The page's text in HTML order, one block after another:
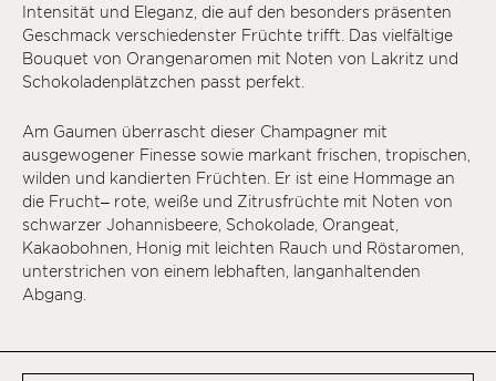
Intensität und Eleganz, die auf den besonders präsenten
Geschmack verschiedenster Früchte trifft. Das vielfältige
Bouquet von Orangenaromen mit Noten von Lakritz und
Schokoladenplätzchen passt perfekt.
Am Gaumen überrascht dieser Champagner mit
ausgewogener Finesse sowie markant frischen, tropischen,
wilden und kandierten Früchten. Er ist eine Hommage an
die Frucht– rote, weiße und Zitrusfrüchte mit Noten von
schwarzer Johannisbeere, Schokolade, Orangeat,
Kakaobohnen, Honig mit leichten Rauch und Röstaromen,
unterstrichen von einem lebhaften, langanhaltenden
Abgang.